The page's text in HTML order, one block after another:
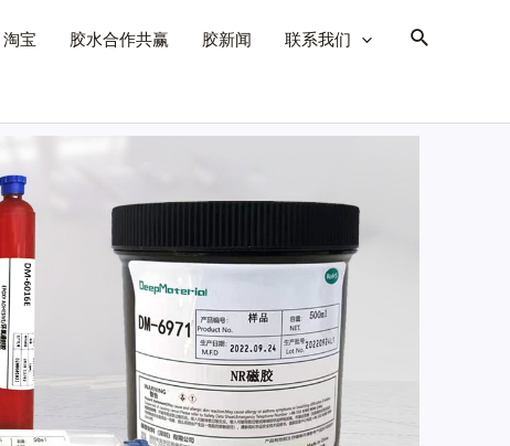
淘宝 胶水合作共赢 胶新闻 联系我们